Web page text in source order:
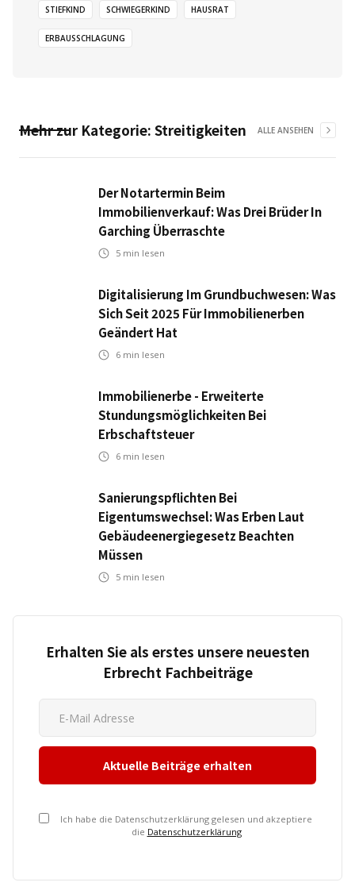
STIEFKIND SCHWIEGERKIND HAUSRAT
ERBAUSSCHLAGUNG
Mehr zur Kategorie: Streitigkeiten ALLE ANSEHEN
Der Notartermin Beim
Immobilienverkauf: Was Drei Brüder In
Garching Überraschte
5 min lesen
Digitalisierung Im Grundbuchwesen: Was
Sich Seit 2025 Für Immobilienerben
Geändert Hat
6 min lesen
Immobilienerbe - Erweiterte
Stundungsmöglichkeiten Bei
Erbschaftsteuer
6 min lesen
Sanierungspflichten Bei
Eigentumswechsel: Was Erben Laut
Gebäudeenergiegesetz Beachten
Müssen
5 min lesen
Erhalten Sie als erstes unsere neuesten
Erbrecht Fachbeiträge
Ich habe die Datenschutzerklärung gelesen und akzeptiere
die Datenschutzerklärung